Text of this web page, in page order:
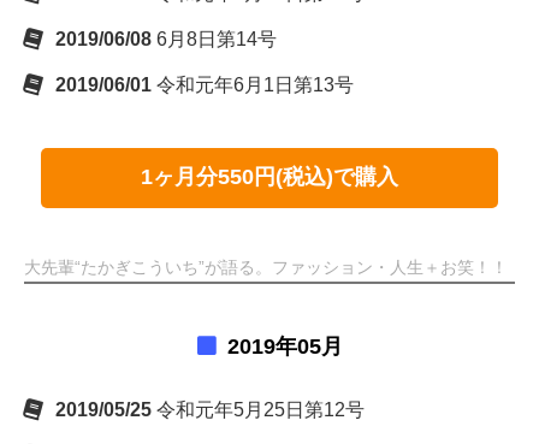
2019/06/08 6月8日第14号
2019/06/01 令和元年6月1日第13号
1ヶ月分550円(税込)で購入
大先輩“たかぎこういち”が語る。ファッション・人生＋お笑！！
2019年05月
2019/05/25 令和元年5月25日第12号